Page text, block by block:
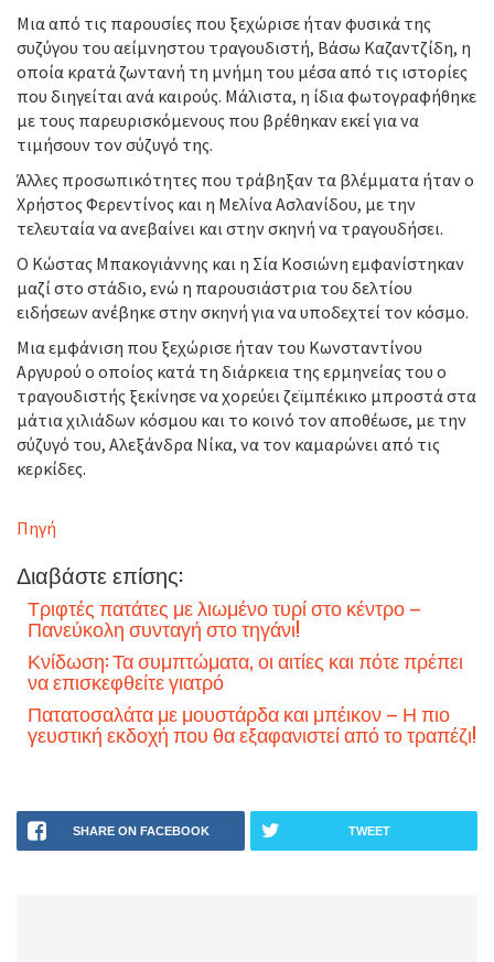
Μια από τις παρουσίες που ξεχώρισε ήταν φυσικά της
συζύγου του αείμνηστου τραγουδιστή, Βάσω Καζαντζίδη, η
οποία κρατά ζωντανή τη μνήμη του μέσα από τις ιστορίες
που διηγείται ανά καιρούς. Μάλιστα, η ίδια φωτογραφήθηκε
με τους παρευρισκόμενους που βρέθηκαν εκεί για να
τιμήσουν τον σύζυγό της.
Άλλες προσωπικότητες που τράβηξαν τα βλέμματα ήταν ο
Χρήστος Φερεντίνος και η Μελίνα Ασλανίδου, με την
τελευταία να ανεβαίνει και στην σκηνή να τραγουδήσει.
O Κώστας Μπακογιάννης και η Σία Κοσιώνη εμφανίστηκαν
μαζί στο στάδιο, ενώ η παρουσιάστρια του δελτίου
ειδήσεων ανέβηκε στην σκηνή για να υποδεχτεί τον κόσμο.
Μια εμφάνιση που ξεχώρισε ήταν του Κωνσταντίνου
Αργυρού ο οποίος κατά τη διάρκεια της ερμηνείας του ο
τραγουδιστής ξεκίνησε να χορεύει ζεϊμπέκικο μπροστά στα
μάτια χιλιάδων κόσμου και το κοινό τον αποθέωσε, με την
σύζυγό του, Αλεξάνδρα Νίκα, να τον καμαρώνει από τις
κερκίδες.
Πηγή
Διαβάστε επίσης:
Τριφτές πατάτες με λιωμένο τυρί στο κέντρο –
Πανεύκολη συνταγή στο τηγάνι!
Κνίδωση: Τα συμπτώματα, οι αιτίες και πότε πρέπει
να επισκεφθείτε γιατρό
Πατατοσαλάτα με μουστάρδα και μπέικον – Η πιο
γευστική εκδοχή που θα εξαφανιστεί από το τραπέζι!
SHARE ON FACEBOOK TWEET